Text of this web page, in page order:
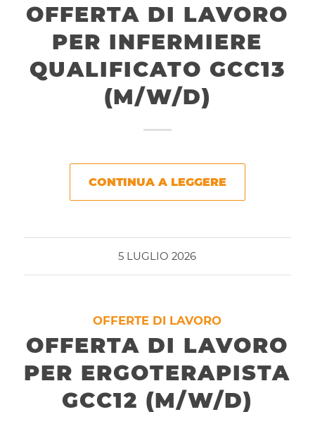
OFFERTA DI LAVORO
PER INFERMIERE
QUALIFICATO GCC13
(M/W/D)
CONTINUA A LEGGERE
5 LUGLIO 2026
OFFERTE DI LAVORO
OFFERTA DI LAVORO
PER ERGOTERAPISTA
GCC12 (M/W/D)